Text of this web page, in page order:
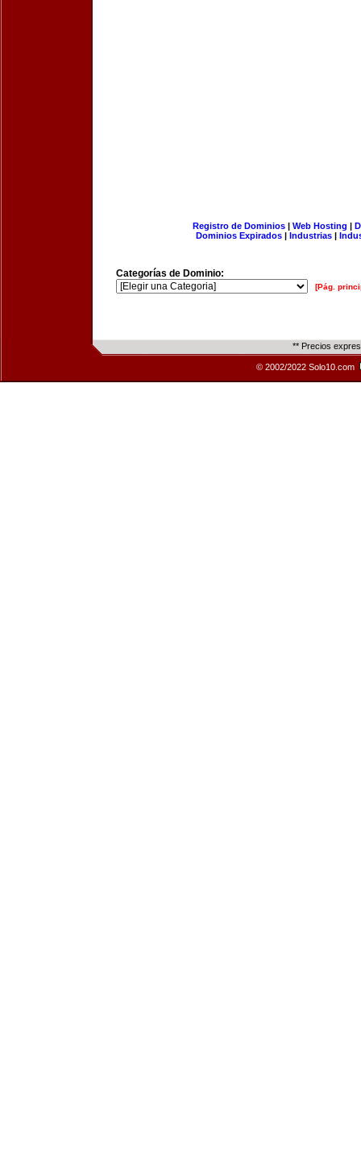
Registro de Dominios| Web Hosting |
Dominios Expirados | Industrias |
Categorías de Dominio:
[Pág.
** Precios
© 2002/2022 Solo10.com